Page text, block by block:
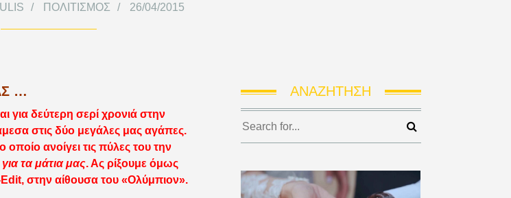
ΠΟΛΙΤΙΣΜΌΣ 26/04/2015
…
για δεύτερη σερί χρονιά στην
στις δύο μεγάλες μας αγάπες.
ανοίγει τις πύλες του την
τα μάτια μας. Ας ρίξουμε όμως
στην αίθουσα του «Ολύμπιον».
ΑΝΑΖΉΤΗΣΗ